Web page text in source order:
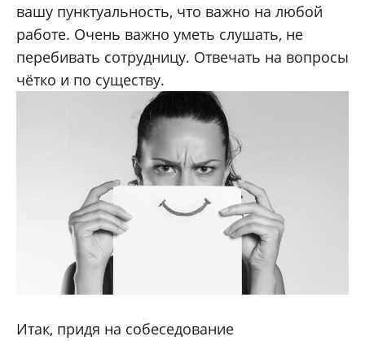
вашу пунктуальность, что важно на любой
работе. Очень важно уметь слушать, не
перебивать сотрудницу. Отвечать на вопросы
чётко и по существу.
Итак, придя на собеседование